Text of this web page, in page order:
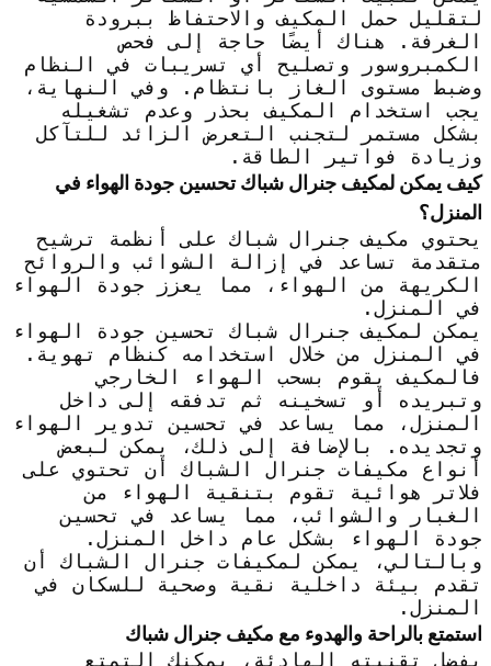
لتقليل حمل المكيف والاحتفاظ ببرودة
الغرفة. هناك أيضًا حاجة إلى فحص
الكمبروسور وتصليح أي تسريبات في النظام
وضبط مستوى الغاز بانتظام. وفي النهاية،
يجب استخدام المكيف بحذر وعدم تشغيله
بشكل مستمر لتجنب التعرض الزائد للتآكل
وزيادة فواتير الطاقة.
كيف يمكن لمكيف جنرال شباك تحسين جودة الهواء في
المنزل؟
يحتوي مكيف جنرال شباك على أنظمة ترشيح
متقدمة تساعد في إزالة الشوائب والروائح
الكريهة من الهواء، مما يعزز جودة الهواء
في المنزل.
يمكن لمكيف جنرال شباك تحسين جودة الهواء
في المنزل من خلال استخدامه كنظام تهوية.
فالمكيف يقوم بسحب الهواء الخارجي
وتبريده أو تسخينه ثم تدفقه إلى داخل
المنزل، مما يساعد في تحسين تدوير الهواء
وتجديده. بالإضافة إلى ذلك، يمكن لبعض
أنواع مكيفات جنرال الشباك أن تحتوي على
فلاتر هوائية تقوم بتنقية الهواء من
الغبار والشوائب، مما يساعد في تحسين
جودة الهواء بشكل عام داخل المنزل.
وبالتالي، يمكن لمكيفات جنرال الشباك أن
تقدم بيئة داخلية نقية وصحية للسكان في
المنزل.
استمتع بالراحة والهدوء مع مكيف جنرال شباك
بفضل تقنيته الهادئة، يمكنك التمتع